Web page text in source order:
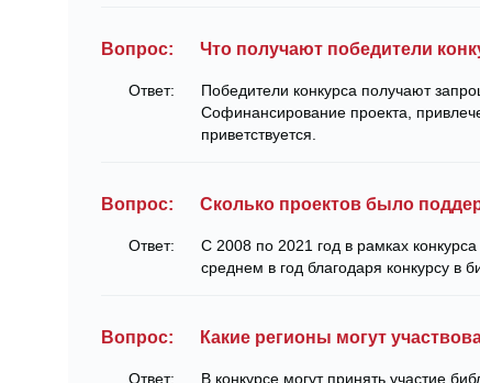
Вопрос: Что получают победители
Ответ:
Победители конкурса получают
Софинансирование проекта,
приветствуется.
Вопрос: Сколько проектов было
Ответ:
С 2008 по 2021 год в рамках
среднем в год благодаря конкурсу в
Вопрос: Какие регионы могут
Ответ:
В конкурсе могут принять участие